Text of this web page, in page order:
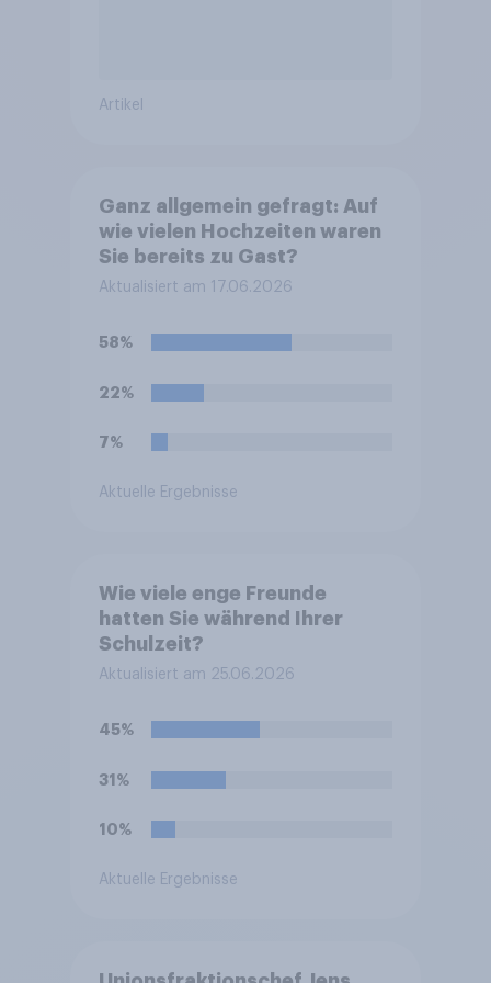
Artikel
Ganz allgemein gefragt: Auf
wie vielen Hochzeiten waren
Sie bereits zu Gast?
Aktualisiert am 17.06.2026
58%
22%
7%
Aktuelle Ergebnisse
Wie viele enge Freunde
hatten Sie während Ihrer
Schulzeit?
Aktualisiert am 25.06.2026
45%
31%
10%
Aktuelle Ergebnisse